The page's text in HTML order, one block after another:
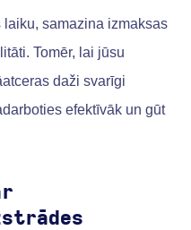
samazina izmaksas
Tomēr, lai jūsu
daži svarīgi
efektīvāk un gūt